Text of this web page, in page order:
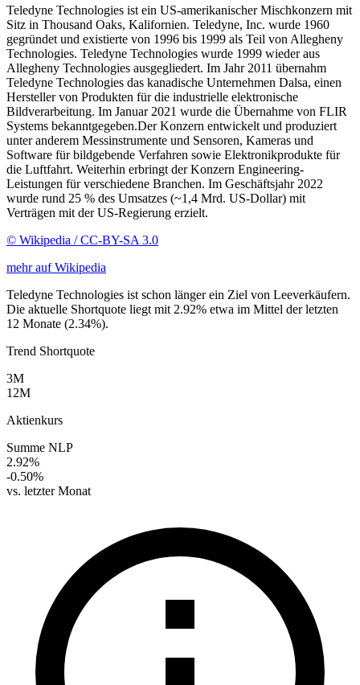
Teledyne Technologies ist ein US-amerikanischer Mischkonzern mit
Sitz in Thousand Oaks, Kalifornien. Teledyne, Inc. wurde 1960
gegründet und existierte von 1996 bis 1999 als Teil von Allegheny
Technologies. Teledyne Technologies wurde 1999 wieder aus
Allegheny Technologies ausgegliedert. Im Jahr 2011 übernahm
Teledyne Technologies das kanadische Unternehmen Dalsa, einen
Hersteller von Produkten für die industrielle elektronische
Bildverarbeitung. Im Januar 2021 wurde die Übernahme von FLIR
Systems bekanntgegeben.Der Konzern entwickelt und produziert
unter anderem Messinstrumente und Sensoren, Kameras und
Software für bildgebende Verfahren sowie Elektronikprodukte für
die Luftfahrt. Weiterhin erbringt der Konzern Engineering-
Leistungen für verschiedene Branchen. Im Geschäftsjahr 2022
wurde rund 25 % des Umsatzes (~1,4 Mrd. US-Dollar) mit
Verträgen mit der US-Regierung erzielt.
© Wikipedia / CC-BY-SA 3.0
mehr auf Wikipedia
Teledyne Technologies ist schon länger ein Ziel von Leeverkäufern.
Die aktuelle Shortquote liegt mit 2.92% etwa im Mittel der letzten
12 Monate (2.34%).
Trend Shortquote
3M
12M
Aktienkurs
Summe NLP
2.92%
-0.50%
vs. letzter Monat